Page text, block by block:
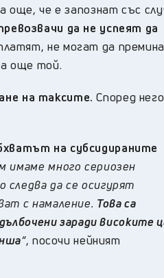
още, че е запознат със
да не успеят да
не могат да
още той.
на таксите. Според
на субсидираните
имаме много сериозен
да се осигурят
с намаление. Това са
заради високите
“, посочи нейният